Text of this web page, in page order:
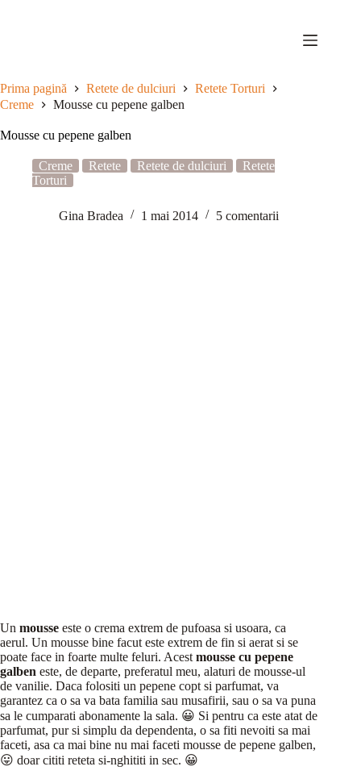
Prima pagină Retete de dulciuri
Retete Torturi
Creme
Mousse cu pepene galben
Mousse cu pepene galben
Creme Retete Retete de dulciuri
Retete
Torturi
Gina Bradea 1 mai 2014 5 comentarii
Un mousse este o crema extrem de pufoasa si usoara, ca
aerul. Un mousse bine facut este extrem de fin si aerat si se
poate face in foarte multe feluri. Acest mousse cu pepene
galben este, de departe, preferatul meu, alaturi de mousse-ul
de vanilie. Daca folositi un pepene copt si parfumat, va
garantez ca o sa va bata familia sau musafirii, sau o sa va puna
sa le cumparati abonamente la sala. 😀 Si pentru ca este atat de
parfumat, pur si simplu da dependenta, o sa fiti nevoiti sa mai
faceti, asa ca mai bine nu mai faceti mousse de pepene galben,
😛 doar cititi reteta si-nghititi in sec. 😀